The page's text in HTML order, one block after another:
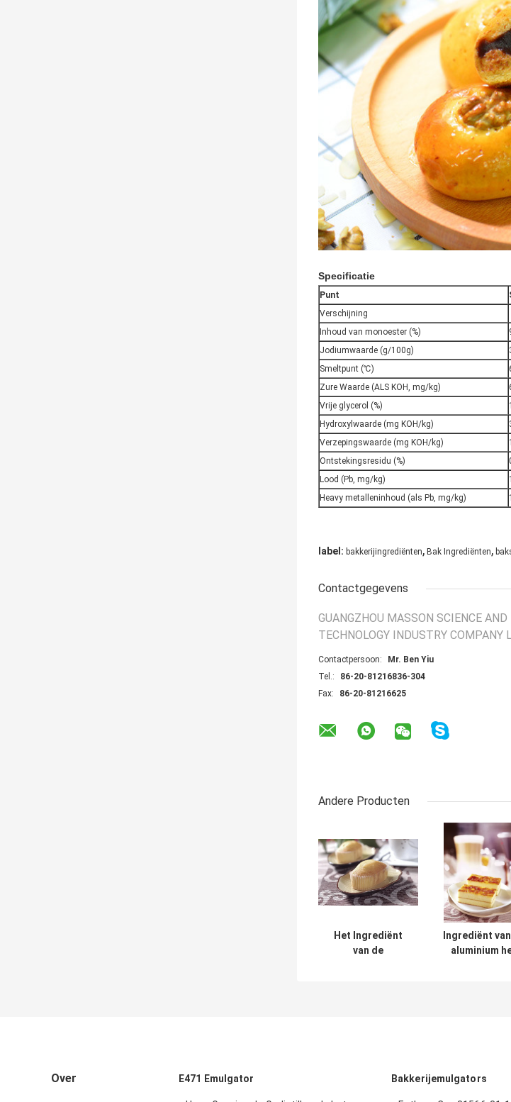
Specificatie
Punt
Verschijning
Inhoud van monoester (%)
Jodiumwaarde (g/100g)
Smeltpunt (℃)
Zure Waarde (ALS KOH, mg/kg)
Vrije glycerol (%)
Hydroxylwaarde (mg KOH/kg)
Verzepingswaarde (mg KOH/kg)
Ontstekingsresidu (%)
Lood (Pb, mg/kg)
Heavy metalleninhoud (als Pb, mg/kg)
label: bakkerijingrediënten, Bak Ingrediënten,
Contactgegevens
GUANGZHOU MASSON SCIENCE AND
TECHNOLOGY INDUSTRY COMPANY
Contactpersoon:
Mr. Ben Yiu
Tel.:
86-20-81216836-304
Fax:
86-20-81216625
Andere Producten
Het Ingrediënt
van de
Ingrediënt
aluminium
Over E471 Emulgator Bakkerijemulgators